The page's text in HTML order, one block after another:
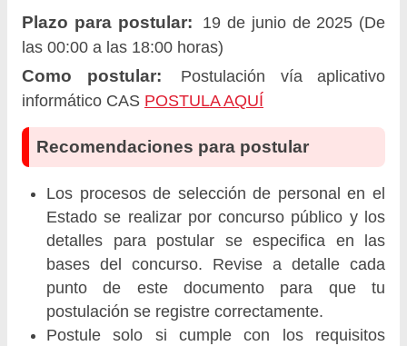
Plazo para postular:
19 de junio de 2025 (De
las 00:00 a las 18:00 horas)
Como postular:
Postulación vía aplicativo
informático CAS POSTULA AQUÍ
Recomendaciones para postular
Los procesos de selección de personal en el
Estado se realizar por concurso público y los
detalles para postular se especifica en las
bases del concurso. Revise a detalle cada
punto de este documento para que tu
postulación se registre correctamente.
Postule solo si cumple con los requisitos